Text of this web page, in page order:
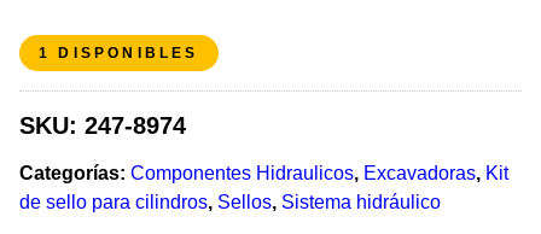
1 DISPONIBLES
SKU: 247-8974
Categorías: Componentes Hidraulicos, Excavadoras, Kit
de sello para cilindros, Sellos, Sistema hidráulico